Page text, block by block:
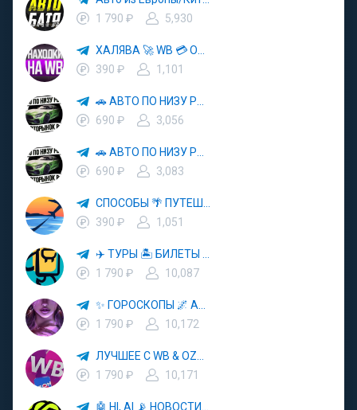
1 790 ₽
5,930
390 ₽
1,101
690 ₽
3,056
690 ₽
3,083
390 ₽
1,051
1 790 ₽
10,087
1 790 ₽
10,172
1 790 ₽
10,171